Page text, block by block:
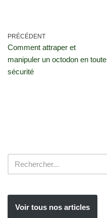
PRÉCÉDENT
Comment attraper et
manipuler un octodon en toute
sécurité
Voir tous nos articles